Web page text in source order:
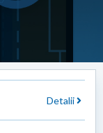
Detalii